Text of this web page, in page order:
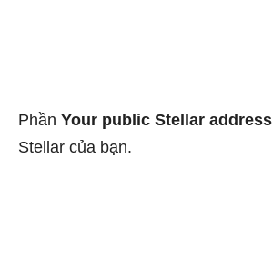
Phần Your public Stellar address
Stellar của bạn.